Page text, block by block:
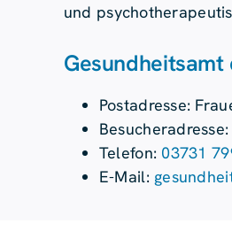
und
Postadresse:
Telefon: 03731
E-Mail: